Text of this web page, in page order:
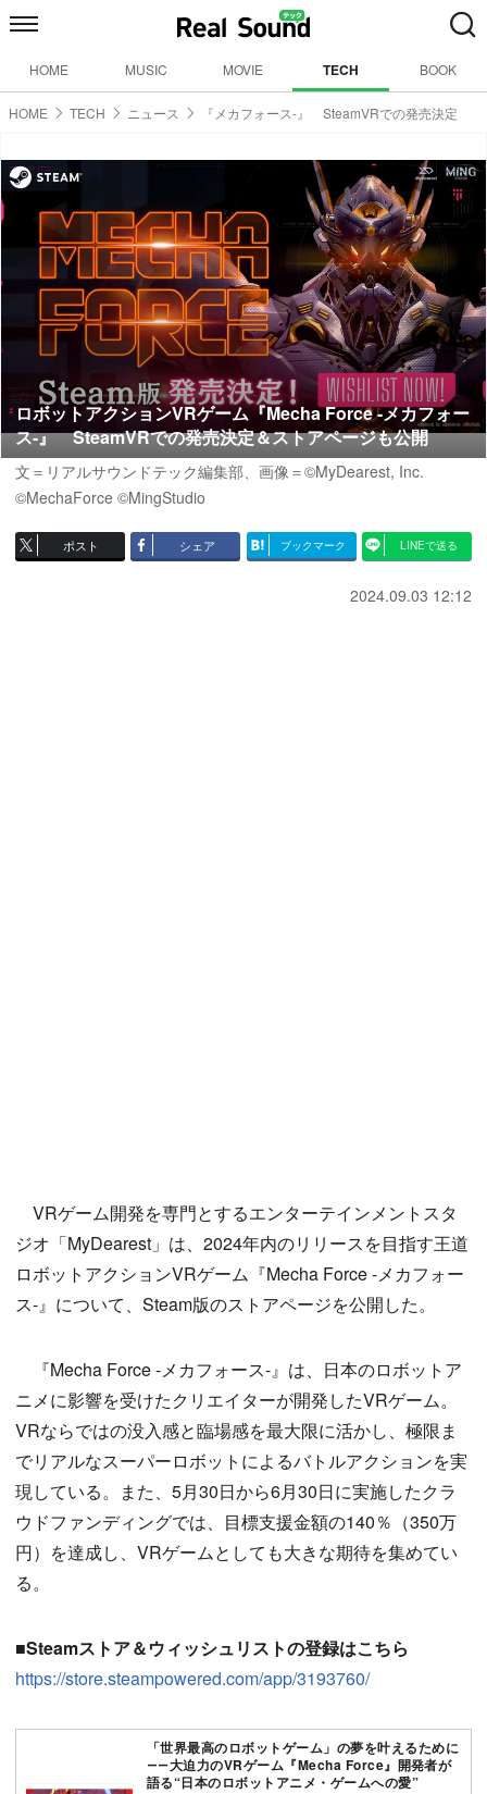
HOME MUSIC MOVIE TECH BOOK
HOME TECH ニュース 『メカフォース-』 SteamVRでの発売決定
ロボットアクションVRゲーム『Mecha Force -メカフォー
ス-』 SteamVRでの発売決定＆ストアページも公開
文＝リアルサウンドテック編集部、画像＝©MyDearest, Inc.
©MechaForce ©MingStudio
ポスト シェア ブックマーク LINEで送る
2024.09.03 12:12
VRゲーム開発を専門とするエンターテインメントスタ
ジオ「MyDearest」は、2024年内のリリースを目指す王道
ロボットアクションVRゲーム『Mecha Force -メカフォー
ス-』について、Steam版のストアページを公開した。
『Mecha Force -メカフォース-』は、日本のロボットア
ニメに影響を受けたクリエイターが開発したVRゲーム。
VRならではの没入感と臨場感を最大限に活かし、極限ま
でリアルなスーパーロボットによるバトルアクションを実
現している。また、5月30日から6月30日に実施したクラ
ウドファンディングでは、目標支援金額の140％（350万
円）を達成し、VRゲームとしても大きな期待を集めてい
る。
■Steamストア＆ウィッシュリストの登録はこちら
https://store.steampowered.com/app/3193760/
「世界最高のロボットゲーム」の夢を叶えるために
――大迫力のVRゲーム『Mecha Force』開発者が
語る“日本のロボットアニメ・ゲームへの愛”